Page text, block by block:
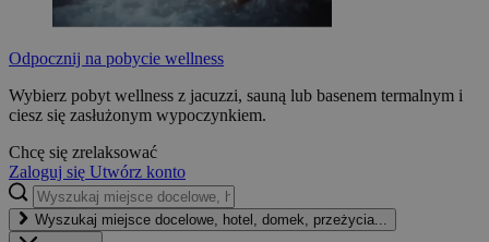
Odpocznij na pobycie wellness
Wybierz pobyt wellness z jacuzzi, sauną lub basenem termalnym i
ciesz się zasłużonym wypoczynkiem.
Chcę się zrelaksować
Zaloguj się Utwórz konto
Wyszukaj miejsce docelowe, hotel, domek, przeżycia...